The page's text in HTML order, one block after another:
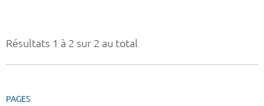
Résultats 1 à 2 sur 2 au total
PAGES